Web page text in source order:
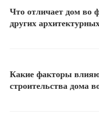
Что отличает дом во
других
Какие факторы
строительства дома